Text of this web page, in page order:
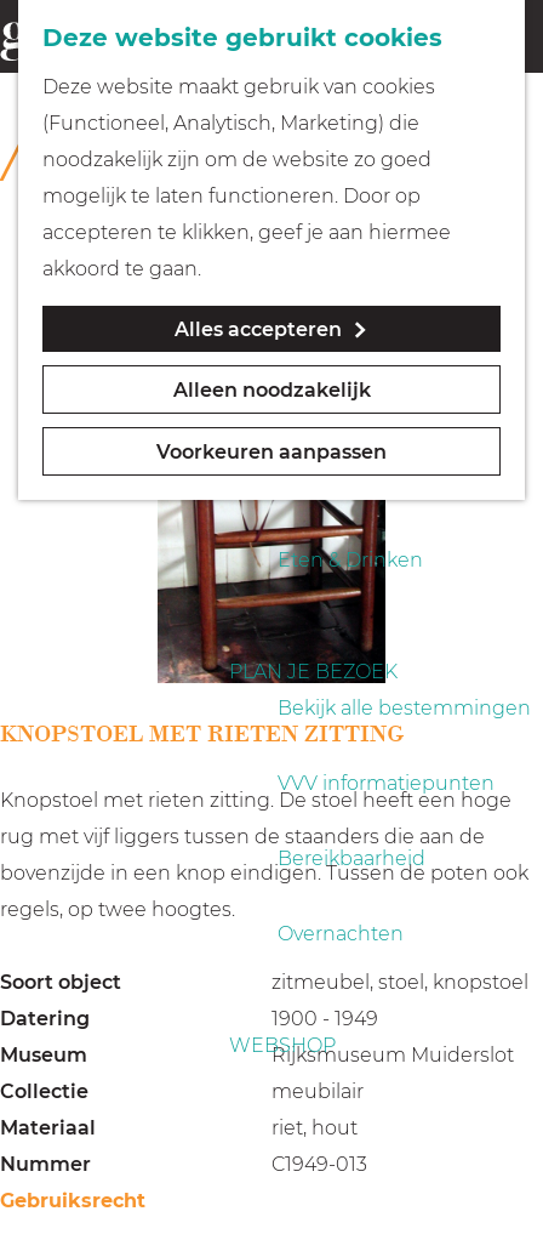
Deze website gebruikt cookies
Deze website maakt gebruik van cookies
(Functioneel, Analytisch, Marketing) die
noodzakelijk zijn om de website zo goed
mogelijk te laten functioneren. Door op
accepteren te klikken, geef je aan hiermee
akkoord te gaan.
Alles accepteren
Alleen noodzakelijk
Voorkeuren aanpassen
G
a
Fietsen
Wandelen
Geocachen
Naar het museum
Eten & Drinken
PLAN JE BEZOEK
Bekijk alle bestemmingen
VVV informatiepunten
Bereikbaarheid
Overnachten
WEBSHOP
o
e
k
e
n
COLLECTIE
Rijksmuseum Muiderslot
KNOPSTOEL MET RIETEN ZITTING
Knopstoel met rieten zitting. De stoel heeft een hoge
rug met vijf liggers tussen de staanders die aan de
bovenzijde in een knop eindigen. Tussen de poten ook
regels, op twee hoogtes.
Soort object
zitmeubel, stoel, knopstoel
Datering
1900 - 1949
Museum
Rijksmuseum Muiderslot
Collectie
meubilair
Materiaal
riet, hout
Nummer
C1949-013
Gebruiksrecht